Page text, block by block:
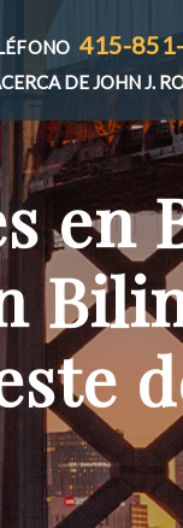
415-
DE JOHN J.
en